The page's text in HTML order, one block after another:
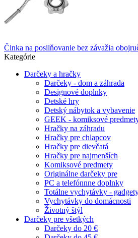
Činka na posilňovanie bez závažia
Kategórie
Darčeky a hračky
Darčeky - dom a záhrada
Designové doplnky
Detské hry
Detský nábytok a vybavenie
GEEK - komiksové
Hračky na záhradu
Hračky pre chlapcov
Hračky pre dievčatá
Hračky pre najmenších
Komiksové predmety
Originálne darčeky pre
PC a telefónnne doplnky
Totálne vychytávky -
Vychytávky do domácnosti
Životný štýl
Darčeky pre všetkých
Darčeky do 20 €